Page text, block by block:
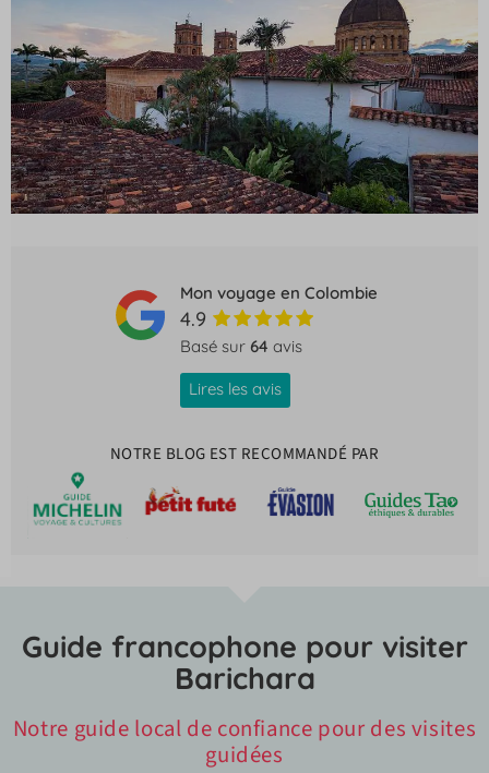
Mon voyage en Colombie
4.9
Basé sur 64 avis
Lires les avis
NOTRE BLOG EST RECOMMANDÉ PAR
Guide francophone pour visiter
Barichara
Notre guide local de confiance pour des visites
guidées